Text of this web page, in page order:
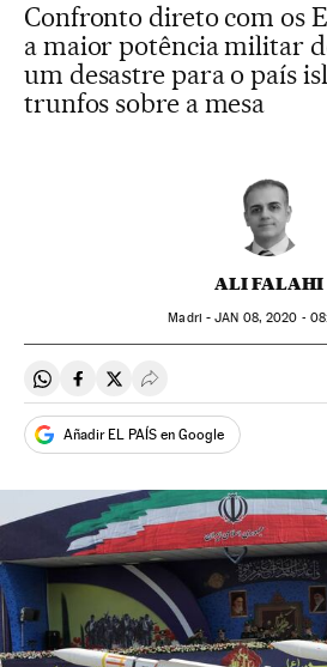
Confronto direto com os
a maior potência militar
um desastre para o país
trunfos sobre a mesa
ALI FALAHI
Madri -JAN 08, 2020 -
Compartir en Whatsapp
Compartir en Facebook
Compartir en Twitter
Desplegar Redes
Añadir EL PAÍS en Google